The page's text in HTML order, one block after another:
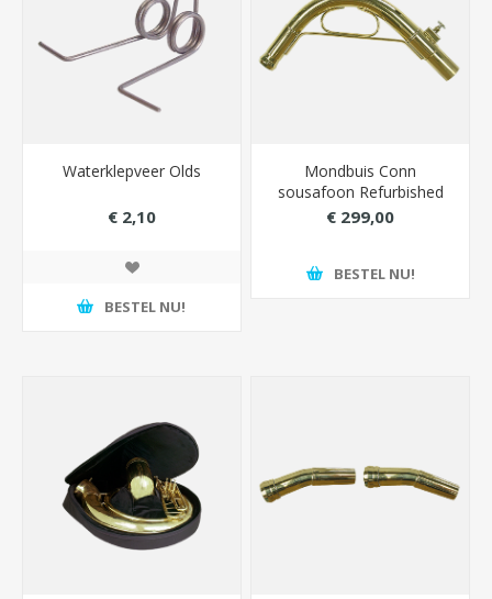
Waterklepveer Olds
€ 2,10
BESTEL NU!
Mondbuis Conn
sousafoon Refurbished
€ 299,00
BESTEL NU!